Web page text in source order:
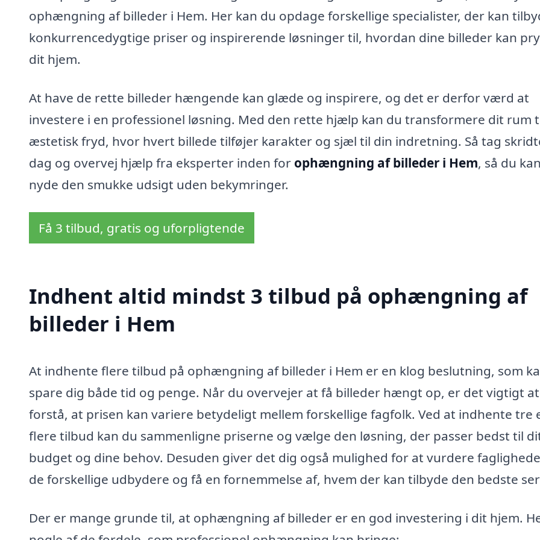
ophængning af billeder i Hem. Her kan du opdage forskellige specialister, der kan
konkurrencedygtige priser og inspirerende løsninger til, hvordan dine billeder kan
dit hjem.
At have de rette billeder hængende kan glæde og inspirere, og det er derfor værd at
investere i en professionel løsning. Med den rette hjælp kan du transformere dit rum
æstetisk fryd, hvor hvert billede tilføjer karakter og sjæl til din indretning. Så tag
dag og overvej hjælp fra eksperter inden for ophængning af billeder i Hem, så du kan
nyde den smukke udsigt uden bekymringer.
Få 3 tilbud, gratis og uforpligtende
Indhent altid mindst 3 tilbud på ophængning af
billeder i Hem
At indhente flere tilbud på ophængning af billeder i Hem er en klog beslutning, som
spare dig både tid og penge. Når du overvejer at få billeder hængt op, er det vigtigt at
forstå, at prisen kan variere betydeligt mellem forskellige fagfolk. Ved at indhente tre
flere tilbud kan du sammenligne priserne og vælge den løsning, der passer bedst til
budget og dine behov. Desuden giver det dig også mulighed for at vurdere
de forskellige udbydere og få en fornemmelse af, hvem der kan tilbyde den bedste
Der er mange grunde til, at ophængning af billeder er en god investering i dit hjem.